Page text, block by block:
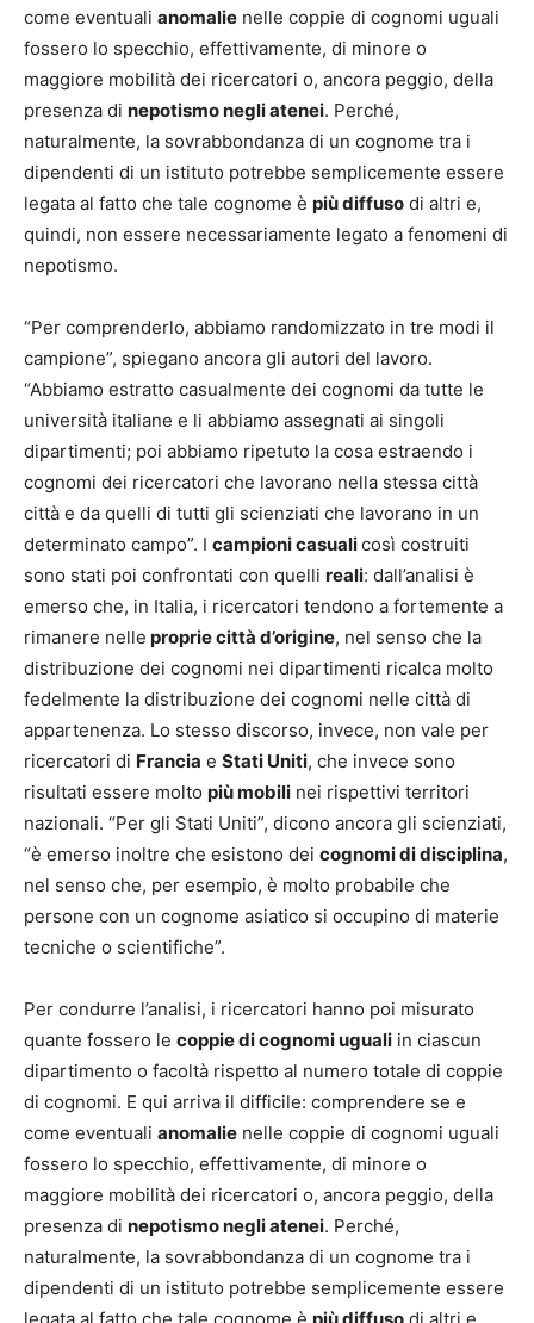
come eventuali anomalie nelle coppie di cognomi uguali
fossero lo specchio, effettivamente, di minore o
maggiore mobilità dei ricercatori o, ancora peggio, della
presenza di nepotismo negli atenei. Perché,
naturalmente, la sovrabbondanza di un cognome tra i
dipendenti di un istituto potrebbe semplicemente essere
legata al fatto che tale cognome è più diffuso di altri e,
quindi, non essere necessariamente legato a fenomeni di
nepotismo.
“Per comprenderlo, abbiamo randomizzato in tre modi il
campione”, spiegano ancora gli autori del lavoro.
“Abbiamo estratto casualmente dei cognomi da tutte le
università italiane e li abbiamo assegnati ai singoli
dipartimenti; poi abbiamo ripetuto la cosa estraendo i
cognomi dei ricercatori che lavorano nella stessa città
città e da quelli di tutti gli scienziati che lavorano in un
determinato campo”. I campioni casualicosì costruiti
sono stati poi confrontati con quelli reali: dall’analisi è
emerso che, in Italia, i ricercatori tendono a fortemente a
rimanere nelle proprie città d’origine, nel senso che la
distribuzione dei cognomi nei dipartimenti ricalca molto
fedelmente la distribuzione dei cognomi nelle città di
appartenenza. Lo stesso discorso, invece, non vale per
ricercatori di Francia e Stati Uniti, che invece sono
risultati essere molto più mobili nei rispettivi territori
nazionali. “Per gli Stati Uniti”, dicono ancora gli scienziati,
“è emerso inoltre che esistono dei cognomi di disciplina,
nel senso che, per esempio, è molto probabile che
persone con un cognome asiatico si occupino di materie
tecniche o scientifiche”.
Per condurre l’analisi, i ricercatori hanno poi misurato
quante fossero le coppie di cognomi uguali in ciascun
dipartimento o facoltà rispetto al numero totale di coppie
di cognomi. E qui arriva il difficile: comprendere se e
come eventuali anomalie nelle coppie di cognomi uguali
fossero lo specchio, effettivamente, di minore o
maggiore mobilità dei ricercatori o, ancora peggio, della
presenza di nepotismo negli atenei. Perché,
naturalmente, la sovrabbondanza di un cognome tra i
dipendenti di un istituto potrebbe semplicemente essere